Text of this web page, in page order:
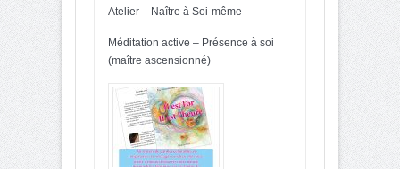
Atelier – Naître à Soi-même
Méditation active – Présence à soi
(maître ascensionné)